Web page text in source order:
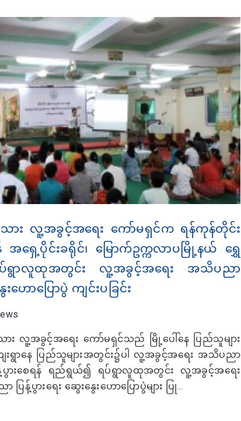
းသား လူ့အခွင့်အရေး ကော်မရှင်က ရန်ကုန်တိုင်း
အရှေ့ပိုင်းခရိုင်၊ မြောက်ဥက္ကလာပမြို့နယ် ရွှေ
ပ်ရွာလူထုအတွင်း လူ့အခွင့်အရေး အသိပညာ
းဟောပြောပွဲ ကျင်းပခြင်း
ား လူ့အခွင့်အရေး ကော်မရှင်သည် မြို့ပေါ်နေ ပြည်သူများ
ာနေ ပြည်သူများအတွင်း၌ပါ လူ့အခွင့်အရေး အသိပညာ
ပွားစေရန် ရည်ရွယ်၍ ရပ်ရွာလူထုအတွင်း လူ့အခွင့်အရေး
ြန့်ပွားရေး ဆွေးနွေးဟောပြောပွဲများ ပြု...